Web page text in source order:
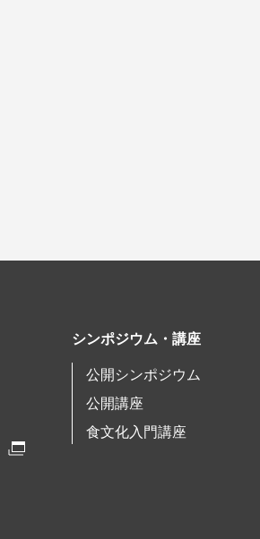
シンポジウム・講座
公開シンポジウム
公開講座
食文化入門講座